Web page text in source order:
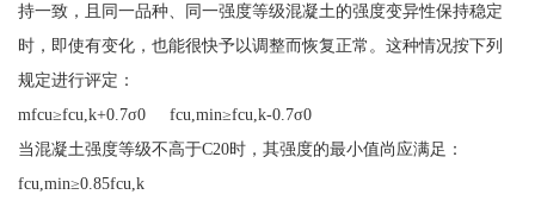
持一致，且同一品种、同一强度等级混凝土的强度变异性保持稳定
时，即使有变化，也能很快予以调整而恢复正常。这种情况按下列
规定进行评定：
mfcu≥fcu,k+0.7σ0 fcu,min≥fcu,k-0.7σ0
当混凝土强度等级不高于C20时，其强度的最小值尚应满足：
fcu,min≥0.85fcu,k